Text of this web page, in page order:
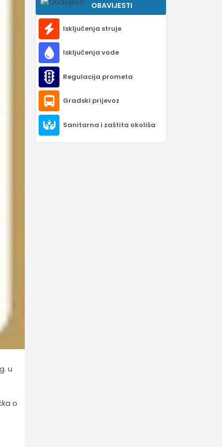
u
o
OBAVIJESTI
Isključenja struje
Isključenja vode
Regulacija prometa
Gradski prijevoz
Sanitarna i zaštita okoliša